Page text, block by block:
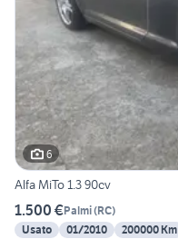
6
Alfa MiTo 1.3 90cv
1.500 €Palmi(RC)
Usato
01/2010 200000 Km